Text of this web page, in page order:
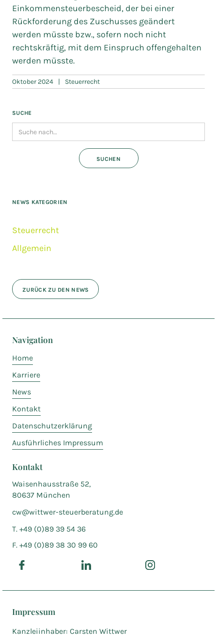
Einkommensteuerbescheid, der bei einer
Rückforderung des Zuschusses geändert
werden müsste bzw., sofern noch nicht
rechtskräftig, mit dem Einspruch offengehalten
werden müsste.
Oktober 2024 | Steuerrecht
SUCHE
NEWS KATEGORIEN
Steuerrecht
Allgemein
ZURÜCK ZU DEN NEWS
Navigation
Home
Karriere
News
Kontakt
Datenschutzerklärung
Ausführliches Impressum
Kontakt
Waisenhausstraße 52,
80637 München
cw@wittwer-steuerberatung.de
T. +49 (0)89 39 54 36
F. +49 (0)89 38 30 99 60
Impressum
Kanzleiinhaber: Carsten Wittwer